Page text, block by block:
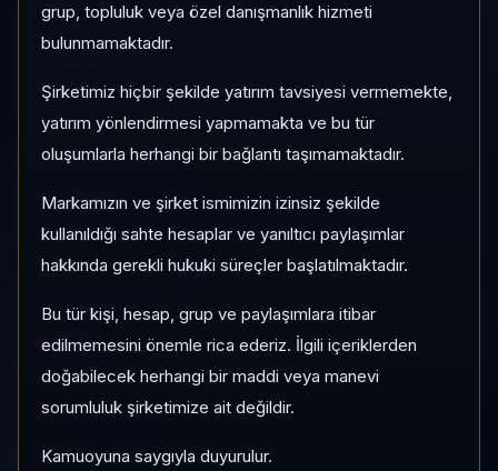
grup, topluluk veya özel danışmanlık hizmeti
bulunmamaktadır.
Şirketimiz hiçbir şekilde yatırım tavsiyesi vermemekte,
yatırım yönlendirmesi yapmamakta ve bu tür
oluşumlarla herhangi bir bağlantı taşımamaktadır.
Markamızın ve şirket ismimizin izinsiz şekilde
kullanıldığı sahte hesaplar ve yanıltıcı paylaşımlar
hakkında gerekli hukuki süreçler başlatılmaktadır.
Bu tür kişi, hesap, grup ve paylaşımlara itibar
edilmemesini önemle rica ederiz. İlgili içeriklerden
doğabilecek herhangi bir maddi veya manevi
sorumluluk şirketimize ait değildir.
Kamuoyuna saygıyla duyurulur.
1 AY VE 3 AY PERFORMANS
+%7,56
3 Ay:%-0,00
KATEGORI KONUMU
45/65
Momentum bazlı kategori içi sıra
PIYASA DEĞERI SIRASI
#44
Global market cap sıralaması
HIZLI GEÇIŞ